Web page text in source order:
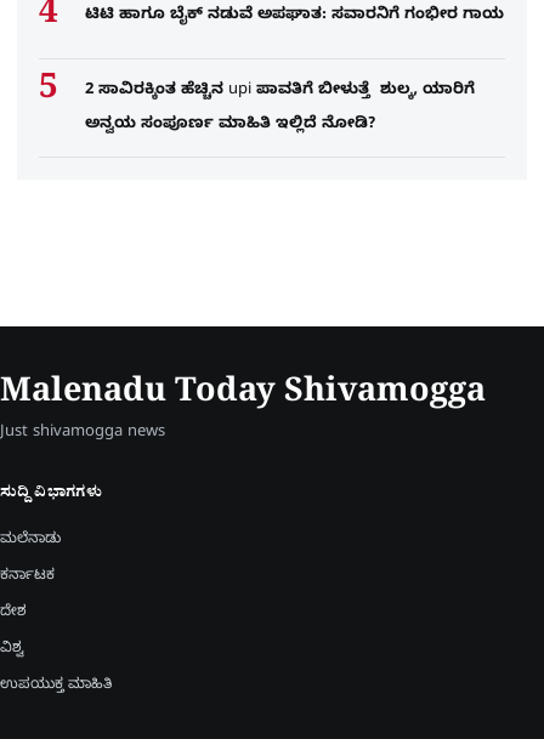
ಟಿಟಿ ಹಾಗೂ ಬೈಕ್ ನಡುವೆ ಅಪಘಾತ: ಸವಾರನಿಗೆ ಗಂಭೀರ ಗಾಯ
2 ಸಾವಿರಕ್ಕಿಂತ ಹೆಚ್ಚಿನ upi ಪಾವತಿಗೆ ಬೀಳುತ್ತೆ ಶುಲ್ಕ, ಯಾರಿಗೆ
ಅನ್ವಯ ಸಂಪೂರ್ಣ ಮಾಹಿತಿ ಇಲ್ಲಿದೆ ನೋಡಿ?
Malenadu Today Shivamogga
Just shivamogga news
ಸುದ್ದಿ ವಿಭಾಗಗಳು
ಮಲೆನಾಡು
ಕರ್ನಾಟಕ
ದೇಶ
ವಿಶ್ವ
ಉಪಯುಕ್ತ ಮಾಹಿತಿ